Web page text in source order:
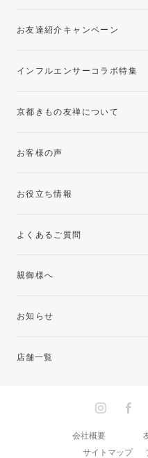
お友達紹介キャンペーン
インフルエンサーコラボ特集
京都きもの友禅について
お客様の声
お役立ち情報
よくあるご質問
親御様へ
お知らせ
店舗一覧
会社概要
サイトマップ